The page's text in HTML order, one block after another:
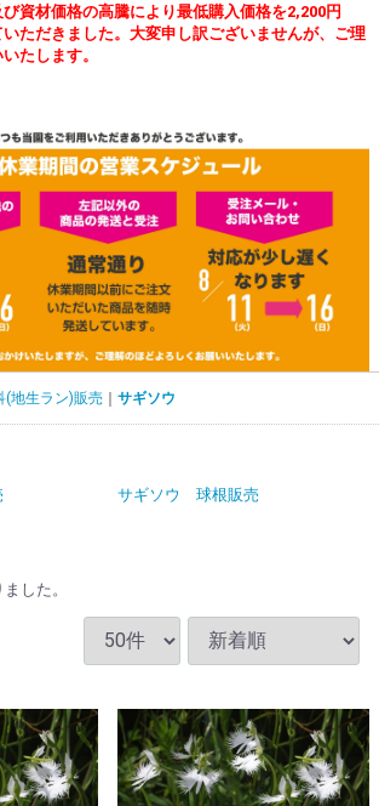
び資材価格の高騰により最低購入価格を2,200円
いただきました。大変申し訳ございませんが、ご理
たします。
地生ラン)販売 サギソウ
サギソウ 球根販売
した。